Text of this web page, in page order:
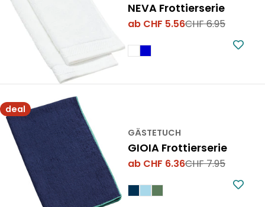
NEVA Frottierserie
Verkaufspreis
ab CHF 5.56
Regulärer
CHF 6.95
deal
GÄSTETUCH
GIOIA Frottierserie
Verkaufspreis
ab CHF 6.36
Regulärer
CHF 7.95